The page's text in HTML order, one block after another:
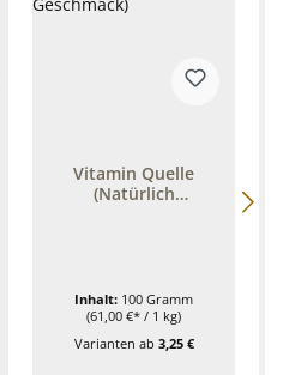
Vitamin Quelle
(Natürlich
Geschmack)
Inhalt: 100 Gramm
(61,00 €* / 1 kg)
Varianten ab 3,25 €